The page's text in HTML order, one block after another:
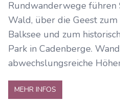
Rundwanderwege
Wald, über die Geest
Balksee und zum
Park in Cadenberge.
abwechslungsreiche
MEHR INFOS